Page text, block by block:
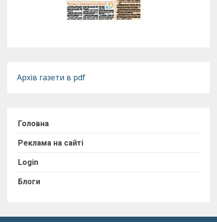
Архів газети в pdf
Головна
Реклама на сайті
Login
Блоги